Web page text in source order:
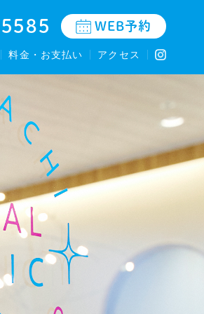
WEB予約
料金・お支払い アクセス